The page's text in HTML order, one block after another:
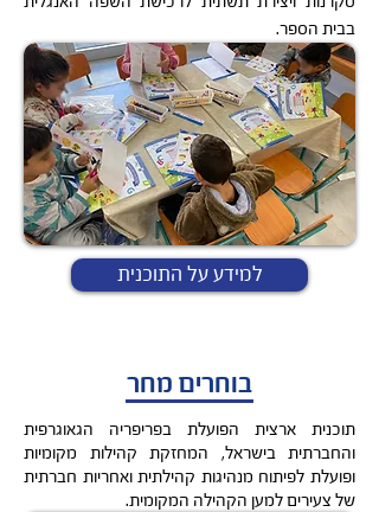
בבית הספר.
למידע על התוכנית
בוחרים מחר
תוכנית ארצית הפועלת בפריפריה הגאוגרפית
והחברתית בישראל, המחזקת קהילות מקומיות
ופועלת לפיתוח מנהיגות קהילתית ואחריות חברתית
של צעירים למען הקהילה המקומית.